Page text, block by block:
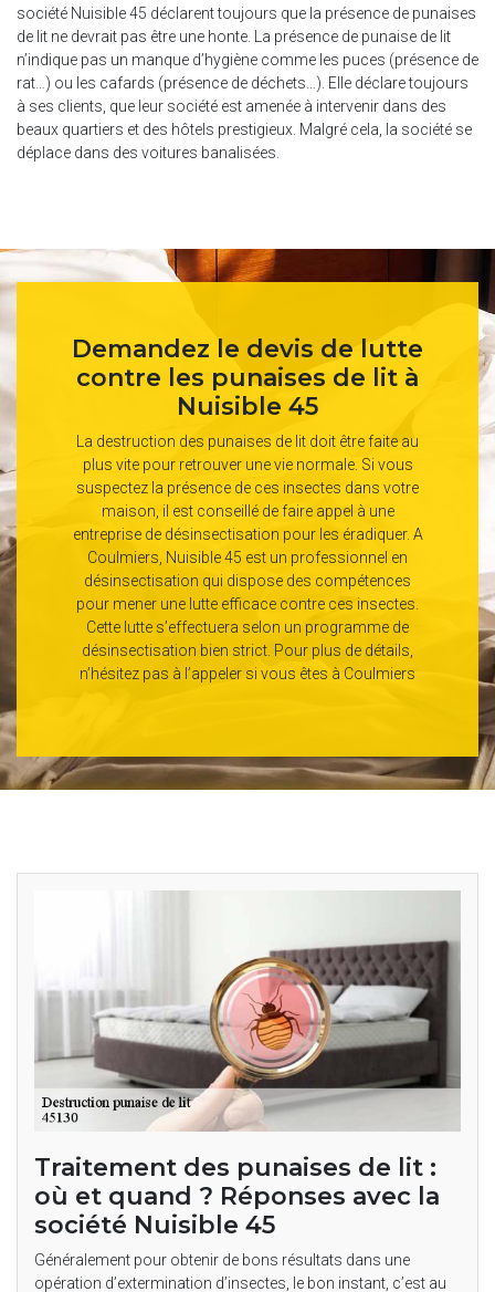
société Nuisible 45 déclarent toujours que la présence de punaises
de lit ne devrait pas être une honte. La présence de punaise de lit
n’indique pas un manque d’hygiène comme les puces (présence de
rat…) ou les cafards (présence de déchets…). Elle déclare toujours
à ses clients, que leur société est amenée à intervenir dans des
beaux quartiers et des hôtels prestigieux. Malgré cela, la société se
déplace dans des voitures banalisées.
Demandez le devis de lutte
contre les punaises de lit à
Nuisible 45
La destruction des punaises de lit doit être faite au
plus vite pour retrouver une vie normale. Si vous
suspectez la présence de ces insectes dans votre
maison, il est conseillé de faire appel à une
entreprise de désinsectisation pour les éradiquer. A
Coulmiers, Nuisible 45 est un professionnel en
désinsectisation qui dispose des compétences
pour mener une lutte efficace contre ces insectes.
Cette lutte s’effectuera selon un programme de
désinsectisation bien strict. Pour plus de détails,
n’hésitez pas à l’appeler si vous êtes à Coulmiers
Traitement des punaises de lit :
où et quand ? Réponses avec la
société Nuisible 45
Généralement pour obtenir de bons résultats dans une
opération d’extermination d’insectes, le bon instant, c’est au